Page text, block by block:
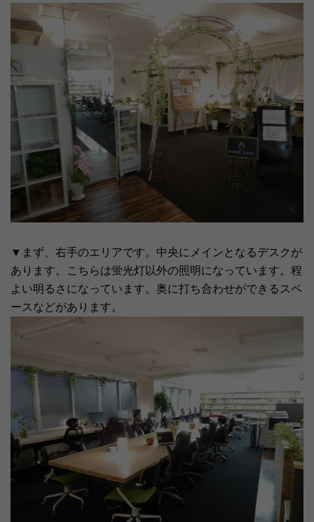
▼まず、右手のエリアです。中央にメインとなるデスクが
あります。こちらは蛍光灯以外の照明になっています。程
よい明るさになっています。奥に打ち合わせができるスペ
ースなどがあります。